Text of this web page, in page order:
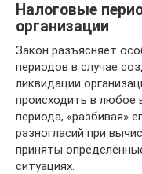
Налоговые
организации
Закон разъясняет
периодов в случае
ликвидации
происходить в любое
периода, «разбивая»
разногласий при
приняты
ситуациях.